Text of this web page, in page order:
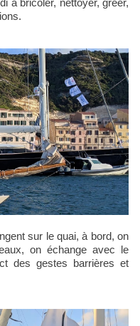
on échange avec le
des gestes barrières et